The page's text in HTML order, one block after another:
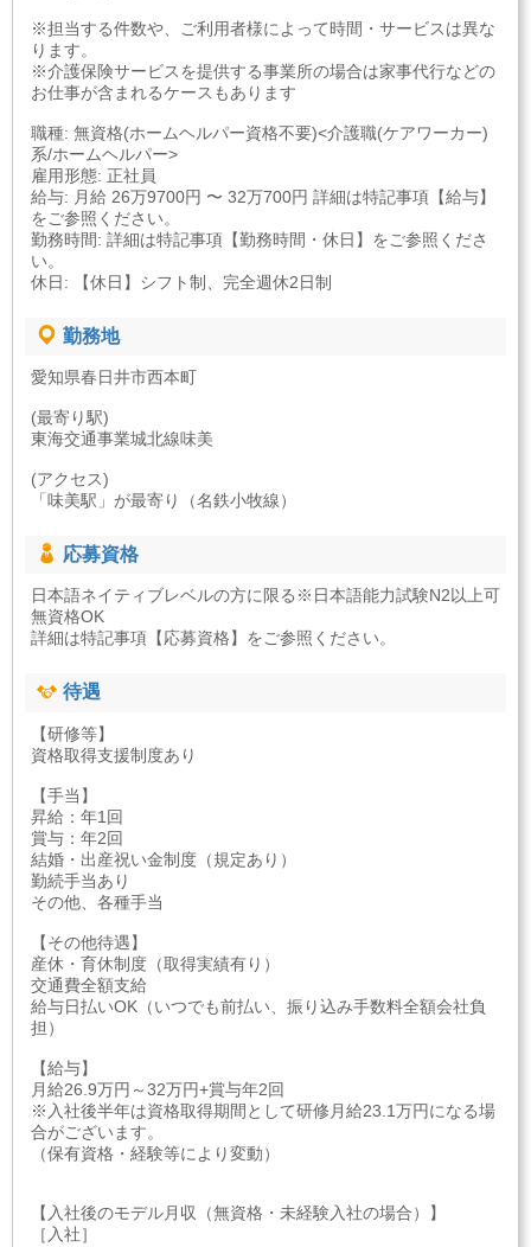
※担当する件数や、ご利用者様によって時間・サービスは異な
ります。
※介護保険サービスを提供する事業所の場合は家事代行などの
お仕事が含まれるケースもあります
職種: 無資格(ホームヘルパー資格不要)<介護職(ケアワーカー)
系/ホームヘルパー>
雇用形態: 正社員
給与: 月給 26万9700円 〜 32万700円 詳細は特記事項【給与】
をご参照ください。
勤務時間: 詳細は特記事項【勤務時間・休日】をご参照くださ
い。
休日: 【休日】シフト制、完全週休2日制
勤務地
愛知県春日井市西本町
(最寄り駅)
東海交通事業城北線味美
(アクセス)
「味美駅」が最寄り（名鉄小牧線）
応募資格
日本語ネイティブレベルの方に限る※日本語能力試験N2以上可
無資格OK
詳細は特記事項【応募資格】をご参照ください。
待遇
【研修等】
資格取得支援制度あり
【手当】
昇給：年1回
賞与：年2回
結婚・出産祝い金制度（規定あり）
勤続手当あり
その他、各種手当
【その他待遇】
産休・育休制度（取得実績有り）
交通費全額支給
給与日払いOK（いつでも前払い、振り込み手数料全額会社負
担）
【給与】
月給26.9万円～32万円+賞与年2回
※入社後半年は資格取得期間として研修月給23.1万円になる場
合がございます。
（保有資格・経験等により変動）
【入社後のモデル月収（無資格・未経験入社の場合）】
［入社］